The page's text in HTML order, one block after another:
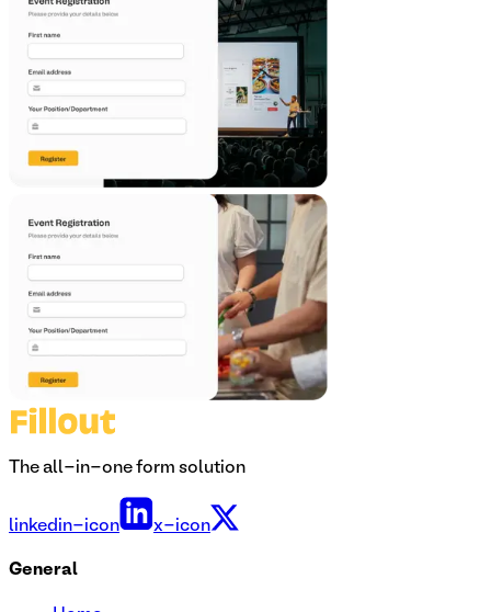
The all-in-one form solution
linkedin-icon x-icon
General